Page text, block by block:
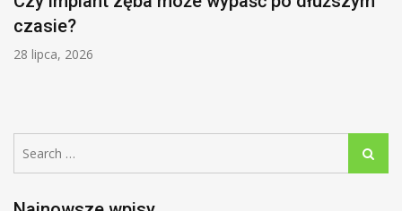
czasie?
28 lipca, 2026
for:
Search